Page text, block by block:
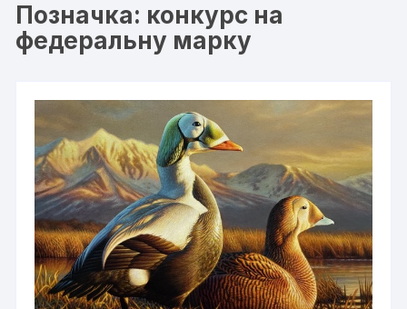
Позначка: конкурс на
федеральну марку